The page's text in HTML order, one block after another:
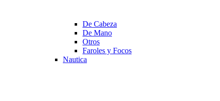
De Cabeza
De Mano
Otros
Faroles y Focos
Nautica